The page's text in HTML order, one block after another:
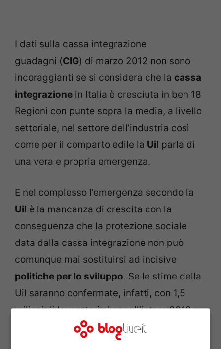
I dati sulla cassa integrazione
guadagni (CIG) di marzo 2012 non sono
incoraggianti se si considera che la cassa
integrazione in Italia è cresciuta in ben 18
Regioni con punte sopra la media, a livello
settoriale, nel settore dell’industria così
come per il comparto edile la Uil parla di
una vera e propria emergenza.
E nel complesso l’emergenza secondo la
Uil è la mancanza di crescita con la
conseguenza che la protezione sociale
data dalla cassa integrazione non può
comunque mai sostituirsi ad incisive
politiche per lo sviluppo. Se le stime della
Uil saranno confermate, infatti, con 1,5
milioni di lavoratori che, nell’intero 2012,
“sperimenteranno” laCig l’economia non
potrà non risentirne in termini di consumi e